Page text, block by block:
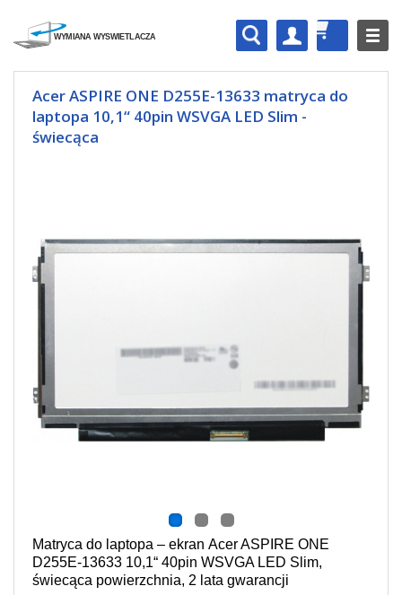
Acer ASPIRE ONE D255E-13633 matryca do
laptopa 10,1“ 40pin WSVGA LED Slim -
świecąca
Matryca do laptopa – ekran Acer ASPIRE ONE
D255E-13633 10,1“ 40pin WSVGA LED Slim,
świecąca powierzchnia, 2 lata gwarancji